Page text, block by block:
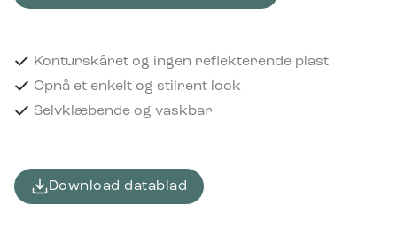
Konturskåret og ingen reflekterende plast
Opnå et enkelt og stilrent look
Selvklæbende og vaskbar
Download datablad